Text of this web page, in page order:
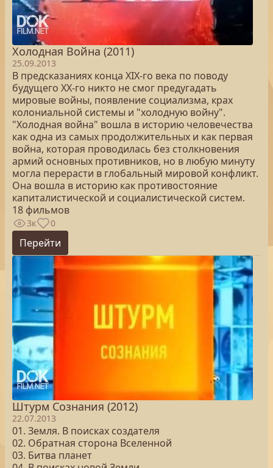
Холодная Война (2011)
25.09.2013
В предсказаниях конца XIX-го века по поводу
будущего XX-го никто не смог предугадать
мировые войны, появление социализма, крах
колониальной системы и "холодную войну".
"Холодная война" вошла в историю человечества
как одна из самых продолжительных и как первая
война, которая проводилась без столкновения
армий основных противников, но в любую минуту
могла перерасти в глобальный мировой конфликт.
Она вошла в историю как противостояние
капиталистической и социалистической систем.
18 фильмов
3к 0
Перейти
Штурм Сознания (2012)
22.07.2013
01. Земля. В поисках создателя
02. Обратная сторона Вселенной
03. Битва планет